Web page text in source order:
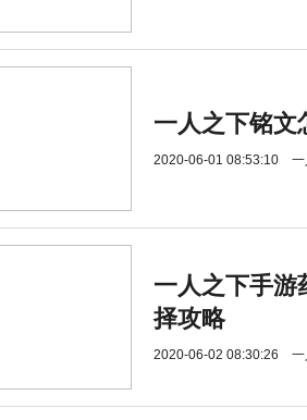
一人之下铭文
2020-06-01 08:53:10
一人之下手游
择攻略
2020-06-02 08:30:26